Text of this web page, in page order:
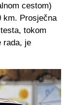
cestom)
km. Prosječna
tokom
rada, je